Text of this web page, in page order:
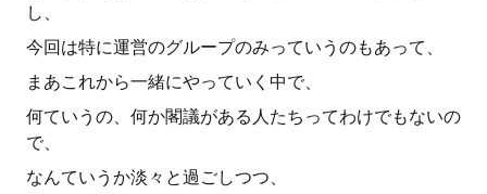
し、
今回は特に運営のグループのみっていうのもあって、
まあこれから一緒にやっていく中で、
何ていうの、何か閣議がある人たちってわけでもないの
で、
なんていうか淡々と過ごしつつ、